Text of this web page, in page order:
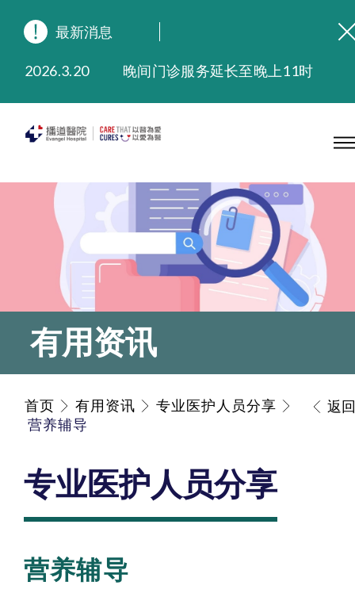
最新消息
2026.8.3
2026.3.20
晚间门诊服务延长至晚上11时
2025.8.4
播道医院体检服务获客户正面评价
有用资讯
首页 有用资讯
专业医护人员分享
营养辅导
返回
专业医护人员分享
营养辅导